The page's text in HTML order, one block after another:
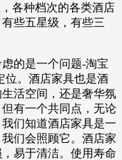
各种档次的各类酒店
些五星级，有些三
的是一个问题-淘宝
位。酒店家具也是酒
活空间，还是奢华氛
有一个共同点，无论
们知道酒店家具是一
们会照顾它。酒店家
易于清洁。使用寿命